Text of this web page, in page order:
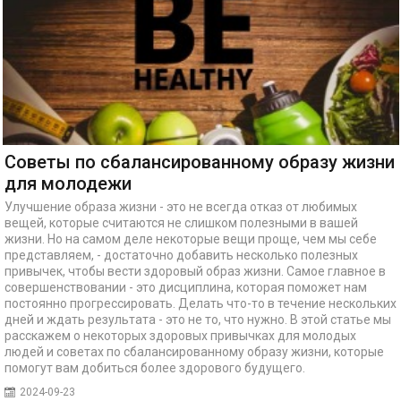
Советы по сбалансированному образу жизни
для молодежи
Улучшение образа жизни - это не всегда отказ от любимых
вещей, которые считаются не слишком полезными в вашей
жизни. Но на самом деле некоторые вещи проще, чем мы себе
представляем, - достаточно добавить несколько полезных
привычек, чтобы вести здоровый образ жизни. Самое главное в
совершенствовании - это дисциплина, которая поможет нам
постоянно прогрессировать. Делать что-то в течение нескольких
дней и ждать результата - это не то, что нужно. В этой статье мы
расскажем о некоторых здоровых привычках для молодых
людей и советах по сбалансированному образу жизни, которые
помогут вам добиться более здорового будущего.
2024-09-23